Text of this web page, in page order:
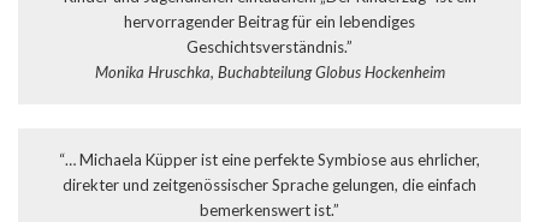
hervorragender Beitrag für ein lebendiges
Geschichtsverständnis.”
Monika Hruschka, Buchabteilung Globus Hockenheim
“… Michaela Küpper ist eine perfekte Symbiose aus ehrlicher,
direkter und zeitgenössischer Sprache gelungen, die einfach
bemerkenswert ist.”